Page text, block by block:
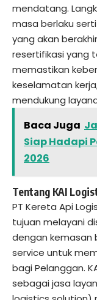
mendatang.
masa berlaku
yang akan
resertifikasi yang
memastikan
keselamatan
mendukung
Baca Juga
Siap Hadapi
2026
Tentang KAI
PT Kereta Api
tujuan melayani
dengan kemasan
service untuk
bagi Pelanggan.
sebagai jasa